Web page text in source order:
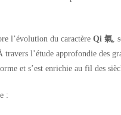
l’évolution du caractèreQi 氣 ,
l’étude approfondie des
et s’est enrichie au fil des
: